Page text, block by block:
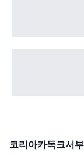
코리아카독크서